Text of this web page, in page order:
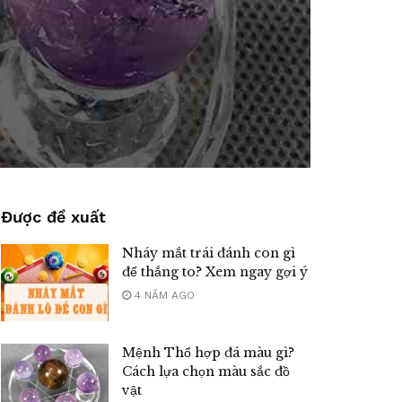
Được đề xuất
Nháy mắt trái đánh con gì
để thắng to? Xem ngay gợi ý
4 NĂM AGO
Mệnh Thổ hợp đá màu gì?
Cách lựa chọn màu sắc đồ
vật